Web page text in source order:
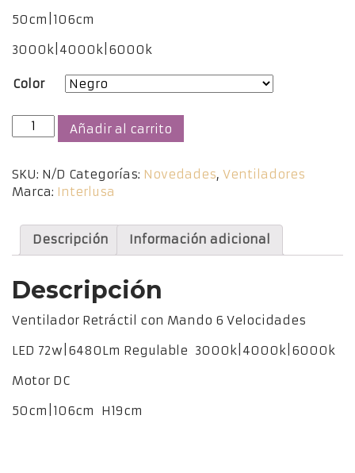
149,90€
159,90€
50cm|106cm
3000k|4000k|6000k
Color
Ventilador
Retráctil
cantidad
Añadir al carrito
SKU: N/D Categorías: Novedades, Ventiladores
Marca: Interlusa
Descripción Información adicional
Descripción
Ventilador Retráctil con Mando 6 Velocidades
LED 72w|6480Lm Regulable 3000k|4000k|6000k
Motor DC
50cm|106cm H19cm